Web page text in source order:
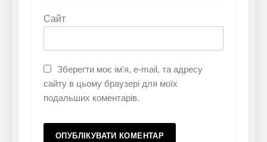
Сайт
Зберегти моє ім'я, e-mail, та адресу
сайту в цьому браузері для моїх
подальших коментарів.